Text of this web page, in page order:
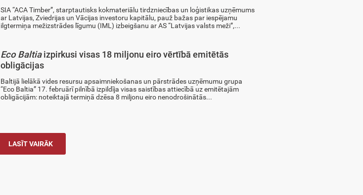
SIA “ACA Timber”, starptautisks kokmateriālu tirdzniecības un loģistikas uzņēmums
ar Latvijas, Zviedrijas un Vācijas investoru kapitālu, pauž bažas par iespējamu
ilgtermiņa mežizstrādes līgumu (IML) izbeigšanu ar AS “Latvijas valsts meži”,...
Eco Baltiaizpirkusi visas 18 miljonu eiro vērtībā emitētās
obligācijas
Baltijā lielākā vides resursu apsaimniekošanas un pārstrādes uzņēmumu grupa
“Eco Baltia” 17. februārī pilnībā izpildīja visas saistības attiecībā uz emitētajām
obligācijām: noteiktajā termiņā dzēsa 8 miljonu eiro nenodrošinātās...
LASĪT VAIRĀK